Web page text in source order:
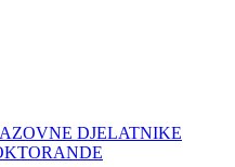
DJELATNIKE